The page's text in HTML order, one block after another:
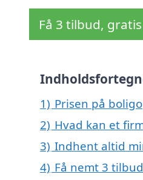
Få 3 tilbud,
1) Prisen på
2) Hvad kan et
3) Indhent altid
4) Få nemt 3